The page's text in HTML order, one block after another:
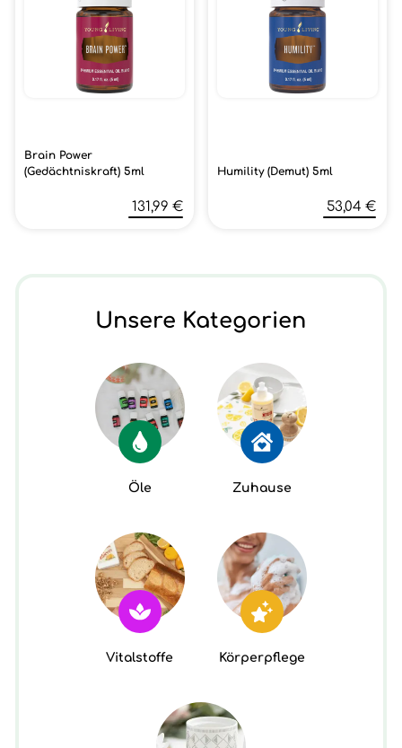
Brain Power
(Gedächtniskraft) 5ml
131,99 €
Humility (Demut) 5ml
53,04 €
Unsere Kategorien
Öle Zuhause
Vitalstoffe Körperpflege